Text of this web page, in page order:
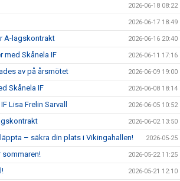
2026-06-18 08:22
2026-06-17 18:49
A-lagskontrakt 2026-06-16 20:40
med Skånela IF 2026-06-11 17:16
av på årsmötet 2026-06-09 19:00
Skånela IF 2026-06-08 18:14
Lisa Frelin Sarvall 2026-06-05 10:52
2026-06-02 13:50
– säkra din plats i Vikingahallen! 2026-05-25
sommaren! 2026-05-22 11:25
2026-05-21 12:10